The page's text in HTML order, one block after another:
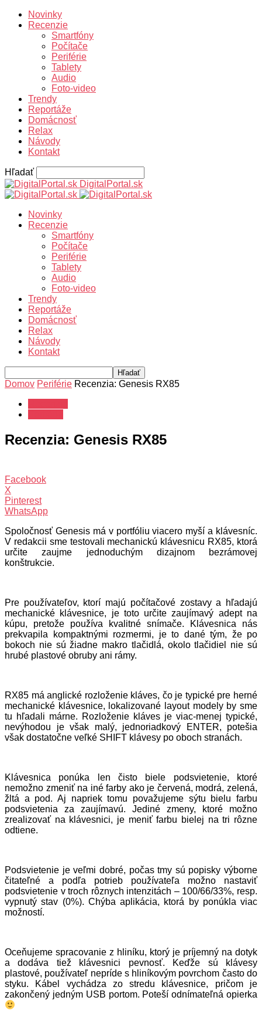
Novinky
Recenzie
Smartfóny
Počítače
Periférie
Tablety
Audio
Foto-video
Trendy
Reportáže
Domácnosť
Relax
Návody
Kontakt
Hľadať
DigitalPortal.sk
Novinky
Recenzie
Smartfóny
Počítače
Periférie
Tablety
Audio
Foto-video
Trendy
Reportáže
Domácnosť
Relax
Návody
Kontakt
Domov Periférie Recenzia: Genesis RX85
Recenzia: Genesis RX85
Facebook
X
Pinterest
WhatsApp
Spoločnosť Genesis má v portfóliu viacero myší a klávesníc.
V redakcii sme testovali mechanickú klávesnicu RX85, ktorá
určite zaujme jednoduchým dizajnom bezrámovej
konštrukcie.
Pre používateľov, ktorí majú počítačové zostavy a hľadajú
mechanické klávesnice, je toto určite zaujímavý adept na
kúpu, pretože používa kvalitné snímače. Klávesnica nás
prekvapila kompaktnými rozmermi, je to dané tým, že po
bokoch nie sú žiadne makro tlačidlá, okolo tlačidiel nie sú
hrubé plastové obruby ani rámy.
RX85 má anglické rozloženie kláves, čo je typické pre herné
mechanické klávesnice, lokalizované layout modely by sme
tu hľadali márne. Rozloženie kláves je viac-menej typické,
nevýhodou je však malý, jednoriadkový ENTER, potešia
však dostatočne veľké SHIFT klávesy po oboch stranách.
Klávesnica ponúka len čisto biele podsvietenie, ktoré
nemožno zmeniť na iné farby ako je červená, modrá, zelená,
žltá a pod. Aj napriek tomu považujeme sýtu bielu farbu
podsvietenia za zaujímavú. Jediné zmeny, ktoré možno
zrealizovať na klávesnici, je meniť farbu bielej na tri rôzne
odtiene.
Podsvietenie je veľmi dobré, počas tmy sú popisky výborne
čitateľné a podľa potrieb používateľa možno nastaviť
podsvietenie v troch rôznych intenzitách – 100/66/33%, resp.
vypnutý stav (0%). Chýba aplikácia, ktorá by ponúkla viac
možností.
Oceňujeme spracovanie z hliníku, ktorý je príjemný na dotyk
a dodáva tiež klávesnici pevnosť. Keďže sú klávesy
plastové, používateľ nepríde s hliníkovým povrchom často do
styku. Kábel vychádza zo stredu klávesnice, pričom je
zakončený jedným USB portom. Poteší odnímateľná opierka